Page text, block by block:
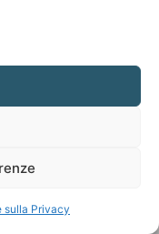
sulla Privacy